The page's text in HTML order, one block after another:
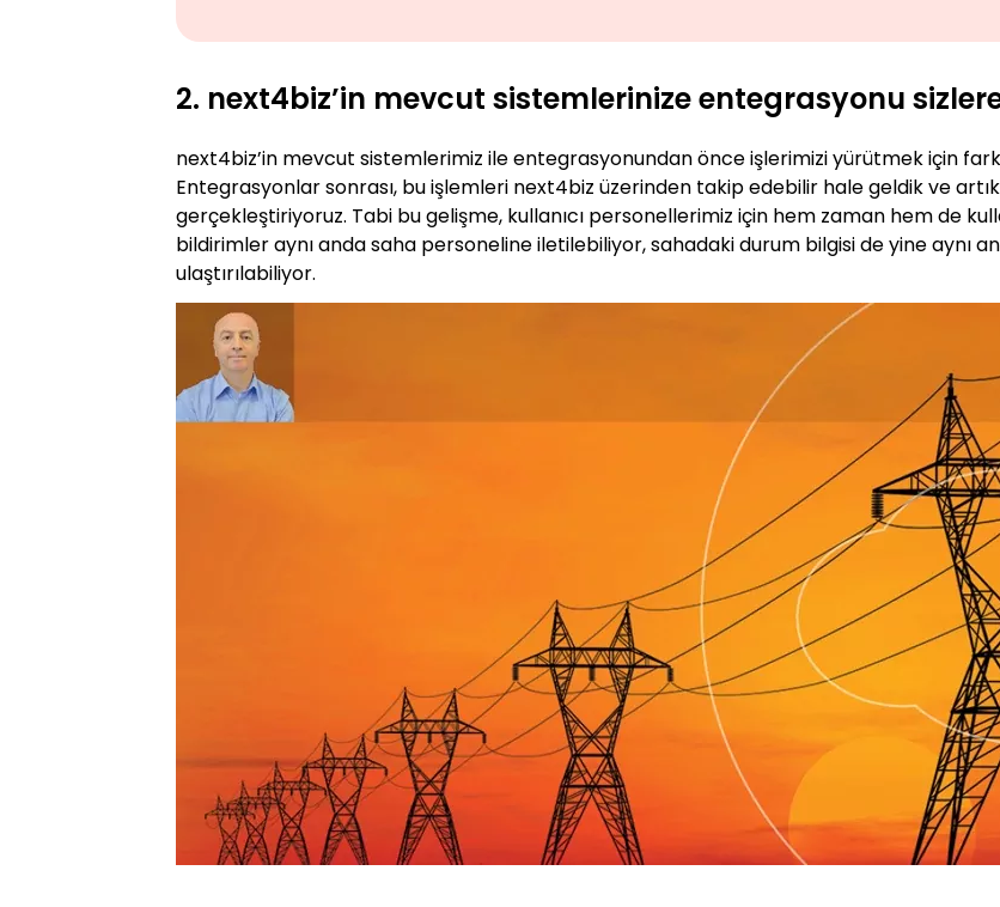
2. next4biz’in mevcut sistemlerinize entegrasyonu
next4biz’in mevcut sistemlerimiz ile entegrasyonundan önce işlerimizi yürütmek için
Entegrasyonlar sonrası, bu işlemleri next4biz üzerinden takip edebilir hale geldik ve
gerçekleştiriyoruz. Tabi bu gelişme, kullanıcı personellerimiz için hem zaman hem de
bildirimler aynı anda saha personeline iletilebiliyor, sahadaki durum bilgisi de yine aynı
ulaştırılabiliyor.